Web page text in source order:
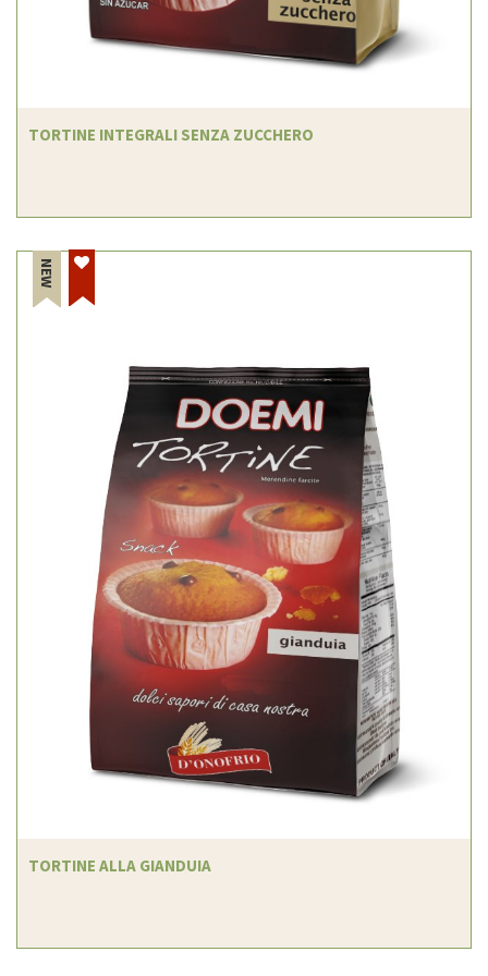
TORTINE INTEGRALI SENZA ZUCCHERO
NEW
TORTINE ALLA GIANDUIA